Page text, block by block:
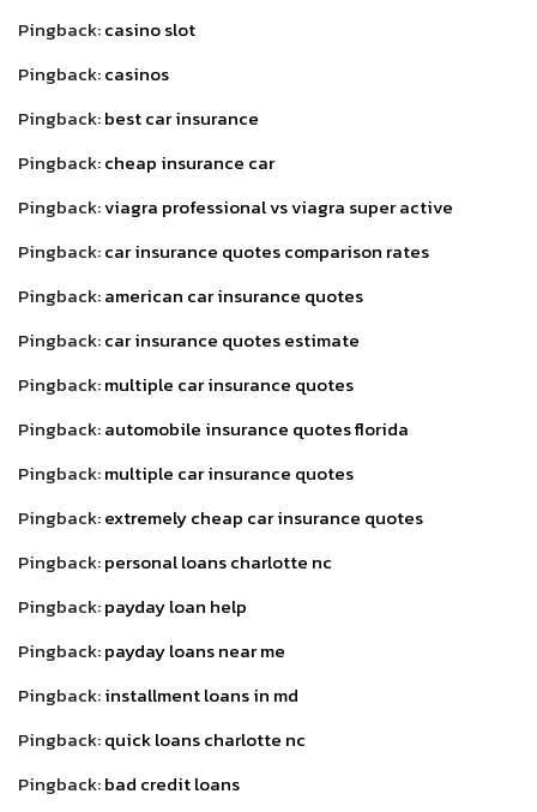
Pingback:casino slot
Pingback:casinos
Pingback:best car insurance
Pingback:cheap insurance car
Pingback:viagra professional vs viagra super active
Pingback:car insurance quotes comparison rates
Pingback:american car insurance quotes
Pingback:car insurance quotes estimate
Pingback:multiple car insurance quotes
Pingback:automobile insurance quotes florida
Pingback:multiple car insurance quotes
Pingback:extremely cheap car insurance quotes
Pingback:personal loans charlotte nc
Pingback:payday loan help
Pingback:payday loans near me
Pingback:installment loans in md
Pingback:quick loans charlotte nc
Pingback:bad credit loans